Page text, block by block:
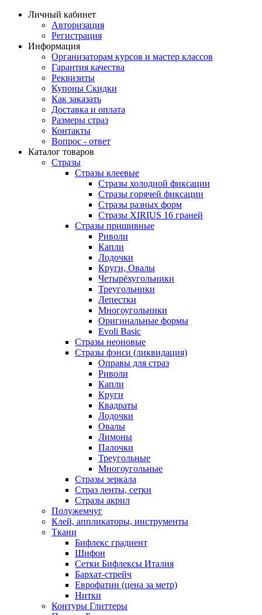
Личный кабинет
Авторизация
Регистрация
Информация
Организаторам курсов и мастер классов
Гарантия качества
Реквизиты
Купоны Скидки
Как заказать
Доставка и оплата
Размеры страз
Контакты
Вопрос - ответ
Каталог товаров
Стразы
Стразы клеевые
Стразы холодной фиксации
Стразы горячей фиксации
Стразы разных форм
Стразы XIRIUS 16 граней
Стразы пришивные
Риволи
Капли
Лодочки
Круги, Овалы
Четырёхугольники
Треугольники
Лепестки
Многоугольники
Оригинальные формы
Evoli Basic
Стразы неоновые
Стразы фэнси (ликвидация)
Оправы для страз
Риволи
Капли
Круги
Квадраты
Лодочки
Овалы
Лимоны
Палочки
Треугольные
Многоугольные
Стразы зеркала
Страз ленты, сетки
Стразы акрил
Полужемчуг
Клей, аппликаторы, инструменты
Ткани
Бифлекс градиент
Шифон
Сетки Бифлексы Италия
Бархат-стрейч
Еврофатин (цена за метр)
Нитки
Контуры Глиттеры